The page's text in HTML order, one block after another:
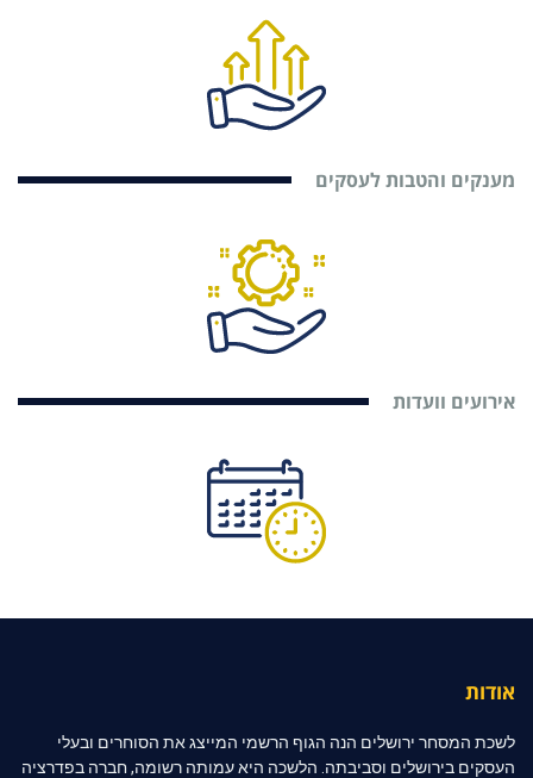
מענקים והטבות לעסקים
אירועים וועדות
אודות
לשכת המסחר ירושלים הנה הגוף הרשמי המייצג את הסוחרים ובעלי
העסקים בירושלים וסביבתה. הלשכה היא עמותה רשומה, חברה בפדרציה